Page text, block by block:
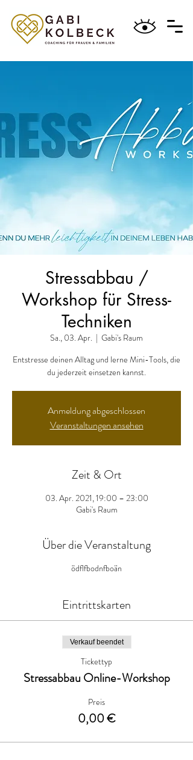
Stressabbau /
Workshop für Stress-
Techniken
Sa., 03. Apr.
  |
Gabi's Raum
Entstresse deinen Alltag und lerne Mini-Tools, die
du jederzeit einsetzen kannst.
Anmeldung abgeschlossen
Veranstaltungen ansehen
Zeit & Ort
03. Apr. 2021, 19:00 – 23:00
Gabi's Raum
Über die Veranstaltung
ödflfbodnfboän
Eintrittskarten
Verkauf beendet
Tickettyp
Stressabbau Online-Workshop
Preis
0,00 €